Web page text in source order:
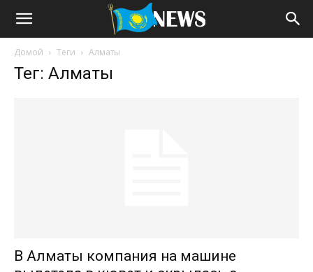
Домой Теги Алматы
Тег: Алматы
В Алматы компания на машине